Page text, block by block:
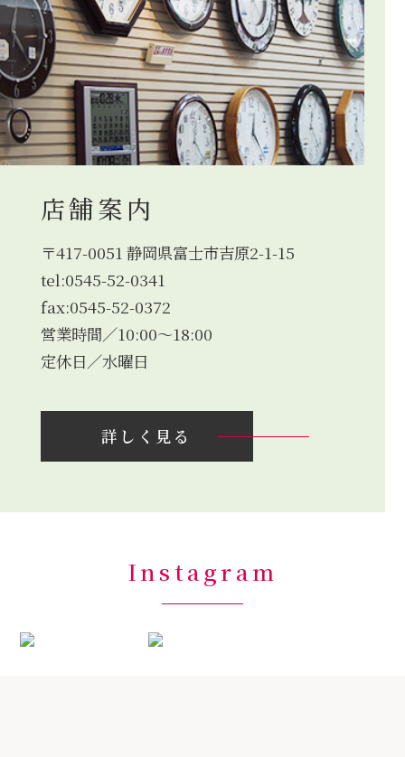
店舗案内
〒417-0051 静岡県富士市吉原2-1-15
tel:0545-52-0341
fax:0545-52-0372
営業時間／10:00～18:00
定休日／水曜日
詳しく見る
Instagram